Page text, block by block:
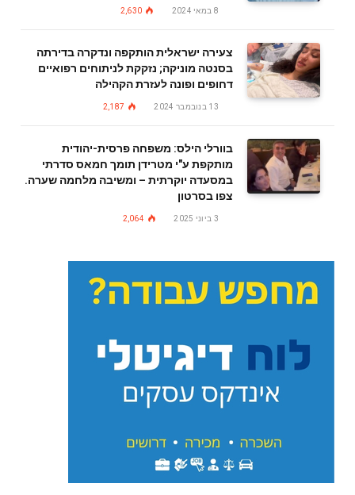
8 במאי 2024 2,630
צעירה ישראלית הותקפה ונדקרה בדירתה
בסנטה מוניקה; נזקקת לניתוחים רפואיים
דחופים ופונה לעזרת הקהילה
13 בנובמבר 2024 2,187
בוורלי הילס: משפחה פרסית-יהודית
מותקפת ע"י מטרידן תומך חמאס סדרתי
במסעדה יוקרתית – ומשיבה מלחמה שערה.
צפו בסרטון
3 ביוני 2025 2,064